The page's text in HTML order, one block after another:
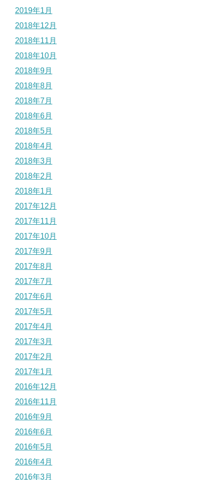
2019年1月
2018年12月
2018年11月
2018年10月
2018年9月
2018年8月
2018年7月
2018年6月
2018年5月
2018年4月
2018年3月
2018年2月
2018年1月
2017年12月
2017年11月
2017年10月
2017年9月
2017年8月
2017年7月
2017年6月
2017年5月
2017年4月
2017年3月
2017年2月
2017年1月
2016年12月
2016年11月
2016年9月
2016年6月
2016年5月
2016年4月
2016年3月